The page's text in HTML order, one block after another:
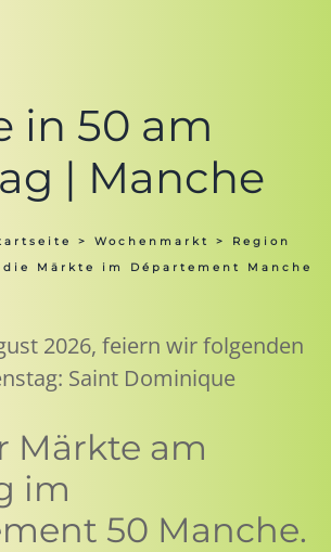
in 50 am
| Manche
> Wochenmarkt > Region
die Märkte im Département Manche
2026, feiern wir folgenden
Saint Dominique
Märkte am
im
50 Manche.